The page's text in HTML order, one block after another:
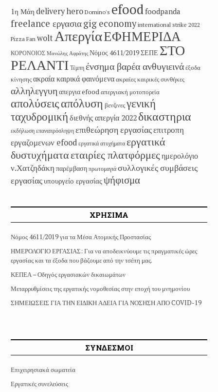
1η Μάη delivery hero Domino's efoodfoodpanda
freelance εργασιαgig economy international strike 2022
Pizza Fan wolt ΑπεργίαΕΦΗΜΕΡΙΔΑ
ΚΟΡΟΝΟΙΟΣ Μανώλης Αφράτης Νόμος 4611/2019ΣΕΠΕ ΣΤΟ
ΡΕΛΑΝΤΙ Τέμπη ένσημα βαρέα ανθυγιεινάέξοδα
κίνησηςακραία καιρικά φαινόμεναακραίες καιρικές συνθήκες
αλληλεγγυη απεργια efood απεργιακή μοτοπορεία
απολύσειςαπόλυση βενζινεςγενική
ταχυδρομική διεθνής απεργία 2022 δικαστηρια
εκδήλωση επαναπρόσληψη επιθεώρηση εργασίαςεπιτροπη
εργαζομενων efood εργατικά ατυχήματα εργατικά
δυστυχήματαεταιρίες πλατφόρμες ημερολόγιο
ν.Χατζηδάκη παρέμβαση πρωτομαγιά συλλογικές συμβάσεις
εργασίαςυπουργείο εργασίαςψήφισμα
ΧΡΗΣΙΜΑ
Νόμος 4611/2019 για τα Μέσα Ατομικής Προστασίας
ΗΜΕΡΟΛΟΓΙΟ ΕΡΓΑΣΙΑΣ: Για να αποδεικνύουμε τις πραγματικές ώρες
εργασίας και τα έξοδα που βάζουμε από την τσέπη μας.
ΚΕΠΕΑ – Οδηγός εργασιακών δικαιωμάτων
Μεταρρυθμίσεις της εργατικής νομοθεσίας στην εποχή του μνημονίου
ΣΗΜΕΙΩΣΕΙΣ ΓΙΑ ΤΗΝ ΕΙΔΙΚΗ ΑΔΕΙΑ ΓΙΑ ΝΟΣΗΣΗ ΑΠΟ COVID-19
ΣΥΝΔΕΣΜΟΙ
Επιχειρησιακά σωματεία
Εργατικές συνελεύσεις